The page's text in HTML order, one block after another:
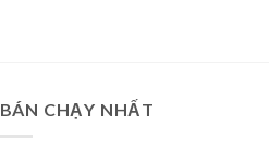
BÁN CHẠY NHẤT